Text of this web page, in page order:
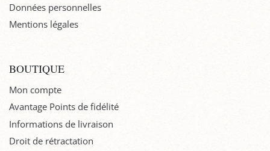
Données personnelles
Mentions légales
BOUTIQUE
Mon compte
Avantage Points de fidélité
Informations de livraison
Droit de rétractation